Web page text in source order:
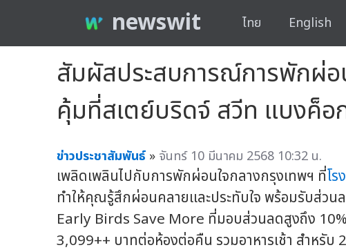
newswit ไทย English
สัมผัสประสบการณ์การพักผ่อ
คุ้มที่สเตย์บริดจ์ สวีท แบงค็อ
ข่าวประชาสัมพันธ์ » จันทร์ 10 มีนาคม 2568 10:32 น.
เพลิดเพลินไปกับการพักผ่อนใจกลางกรุงเทพฯ ที่โ
ทำให้คุณรู้สึกผ่อนคลายและประทับใจ พร้อมรับส่วน
Early Birds Save More ที่มอบส่วนลดสูงถึง 10%
3,099++ บาทต่อห้องต่อคืน รวมอาหารเช้า สำหรับ